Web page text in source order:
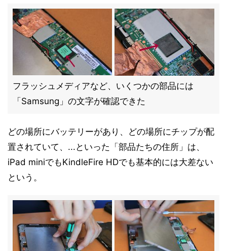
フラッシュメディアなど、いくつかの部品には
「Samsung」の文字が確認できた
どの場所にバッテリーがあり、どの場所にチップが配
置されていて、...といった「部品たちの住所」は、
iPad miniでもKindleFire HDでも基本的には大差ない
という。